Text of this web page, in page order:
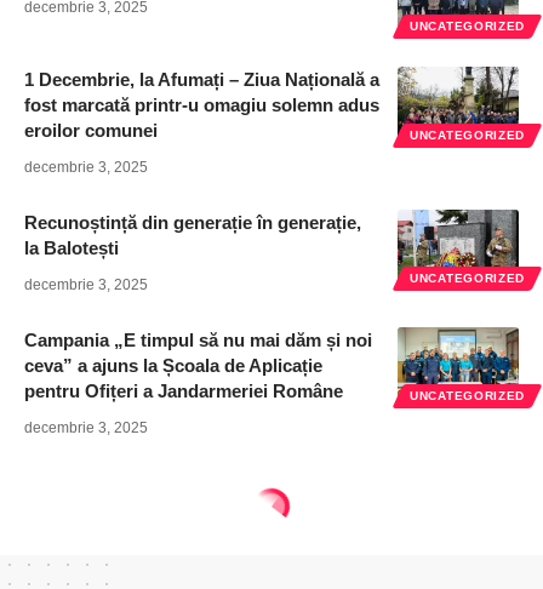
UNCATEGORIZED
decembrie 3, 2025
UNCATEGORIZED
1 Decembrie, la Afumați – Ziua Națională a
fost marcată printr-u omagiu solemn adus
eroilor comunei
decembrie 3, 2025
UNCATEGORIZED
Recunoștință din generație în generație,
la Balotești
decembrie 3, 2025
UNCATEGORIZED
Campania „E timpul să nu mai dăm și noi
ceva” a ajuns la Școala de Aplicație
pentru Ofițeri a Jandarmeriei Române
decembrie 3, 2025
ACTUALITATE